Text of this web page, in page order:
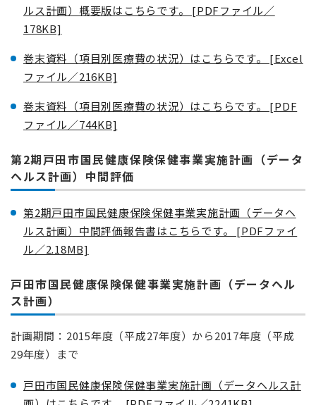
ルス計画）概要版はこちらです。 [PDFファイル／
178KB]
巻末資料（項目別医療費の状況）はこちらです。 [Excel
ファイル／216KB]
巻末資料（項目別医療費の状況）はこちらです。 [PDF
ファイル／744KB]
第2期戸田市国民健康保険保健事業実施計画（データ
ヘルス計画）中間評価
第2期戸田市国民健康保険保健事業実施計画（データヘ
ルス計画）中間評価報告書はこちらです。 [PDFファイ
ル／2.18MB]
戸田市国民健康保険保健事業実施計画（データヘル
ス計画）
計画期間：2015年度（平成27年度）から2017年度（平成
29年度）まで
戸田市国民健康保険保健事業実施計画（データヘルス計